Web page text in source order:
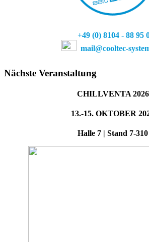
+49 (0) 8104 - 88 95
mail@cooltec-
Nächste Veranstaltung
CHILLVENTA 2026
13.-15. OKTOBER
Halle 7 | Stand 7-310